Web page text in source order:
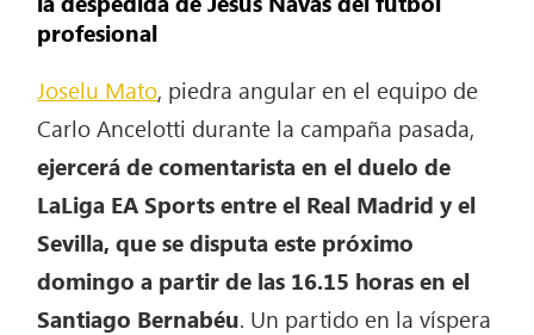
profesional
Joselu Mato, piedra angular en el equipo de
Carlo Ancelotti durante la campaña pasada,
ejercerá de comentarista en el duelo de
LaLiga EA Sports entre el Real Madrid y el
Sevilla, que se disputa este próximo
domingo a partir de las 16.15 horas en el
Santiago Bernabéu. Un partido en la víspera